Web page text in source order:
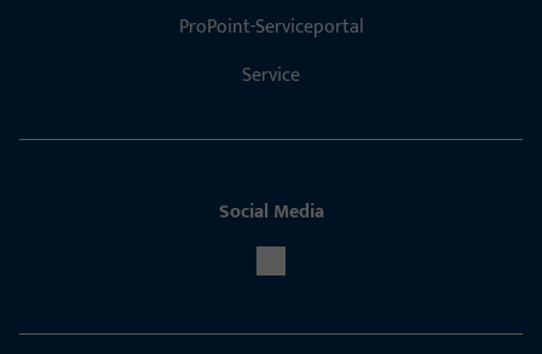
ProPoint-Serviceportal
Service
Social Media